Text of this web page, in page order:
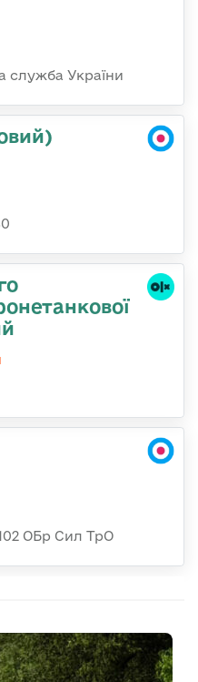
служба України
ОБр Сил ТрО